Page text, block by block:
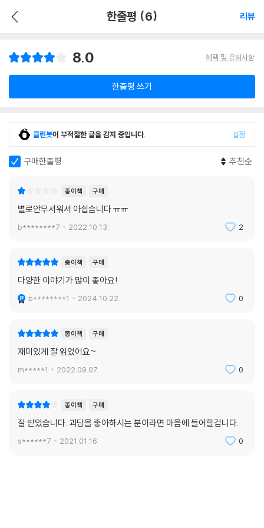
한줄평 (6) 리뷰
8.0 혜택 및 유의사항
한줄평 쓰기
클린봇이 부적절한 글을 감지 중입니다. 설정
구매한줄평 추천순
종이책 구매
별로안무서워서 아쉽습니다 ㅠㅠ
b********7 2022.10.13. 2
종이책 구매
다양한 이야기가 많이 좋아요!
b********1 2024.10.22. 0
종이책 구매
재미있게 잘 읽었어요~
m*****1 2022.09.07. 0
종이책 구매
잘 받았습니다. 괴담을 좋아하시는 분이라면 마음에 들어할겁니다.
s******7 2021.01.16. 0